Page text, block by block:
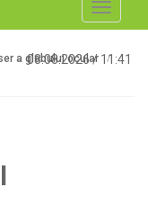
Toggle
a globului ocular
08.08.2026/11:41